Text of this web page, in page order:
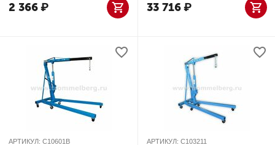
2 366₽ 33 716₽
АРТИКУЛ: C10601B АРТИКУЛ: C103211